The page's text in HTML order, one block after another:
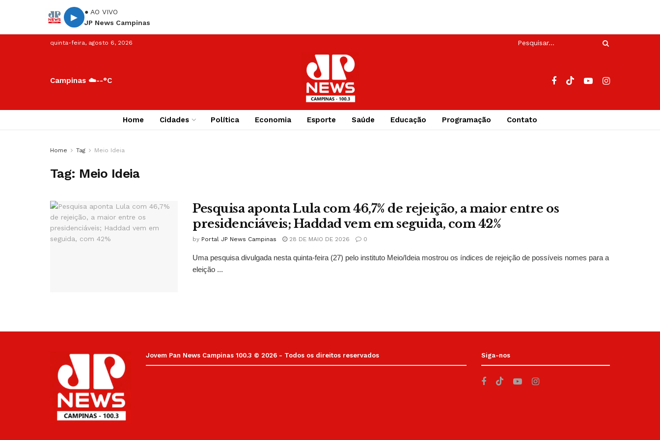
▶
● AO VIVO
JP News Campinas
quinta-feira, agosto 6, 2026
Campinas ☁️--°C
Home Cidades Política Economia Esporte Saúde Educação Programação Contato
Home Tag Meio Ideia
Tag: Meio Ideia
Pesquisa aponta Lula com 46,7% de rejeição, a maior entre os
presidenciáveis; Haddad vem em seguida, com 42%
by Portal JP News Campinas 28 DE MAIO DE 2026 0
Uma pesquisa divulgada nesta quinta-feira (27) pelo instituto Meio/Ideia mostrou os índices de rejeição de possíveis nomes para a
eleição ...
Jovem Pan News Campinas 100.3 © 2026 - Todos os direitos reservados Siga-nos